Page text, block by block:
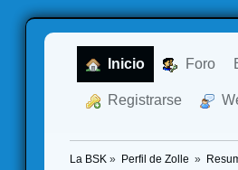
Inicio Foro
Registrarse
La BSK » Perfil de Zolle »